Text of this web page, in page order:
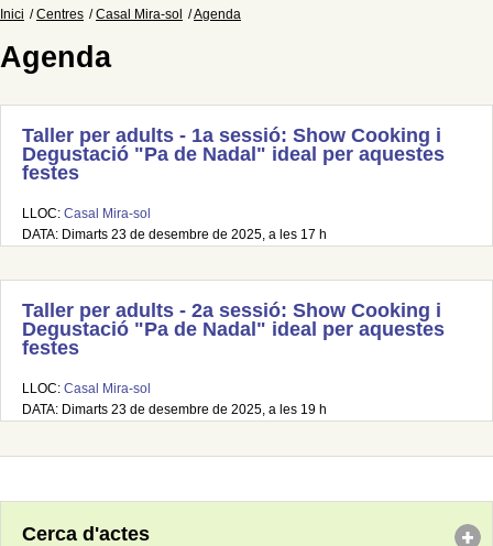
Inici Centres Casal Mira-sol Agenda
Agenda
Taller per adults - 1a sessió: Show Cooking i
Degustació "Pa de Nadal" ideal per aquestes
festes
LLOC: Casal Mira-sol
DATA: Dimarts 23 de desembre de 2025, a les 17 h
Taller per adults - 2a sessió: Show Cooking i
Degustació "Pa de Nadal" ideal per aquestes
festes
LLOC: Casal Mira-sol
DATA: Dimarts 23 de desembre de 2025, a les 19 h
Cerca d'actes